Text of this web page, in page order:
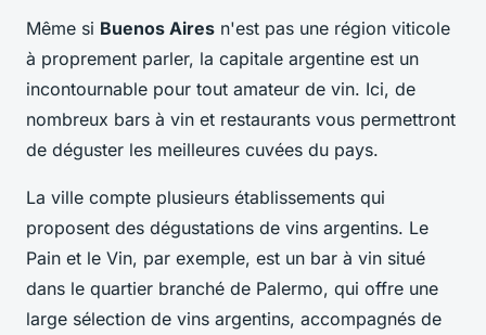
Même si Buenos Aires n'est pas une région viticole
à proprement parler, la capitale argentine est un
incontournable pour tout amateur de vin. Ici, de
nombreux bars à vin et restaurants vous permettront
de déguster les meilleures cuvées du pays.
La ville compte plusieurs établissements qui
proposent des dégustations de vins argentins. Le
Pain et le Vin, par exemple, est un bar à vin situé
dans le quartier branché de Palermo, qui offre une
large sélection de vins argentins, accompagnés de